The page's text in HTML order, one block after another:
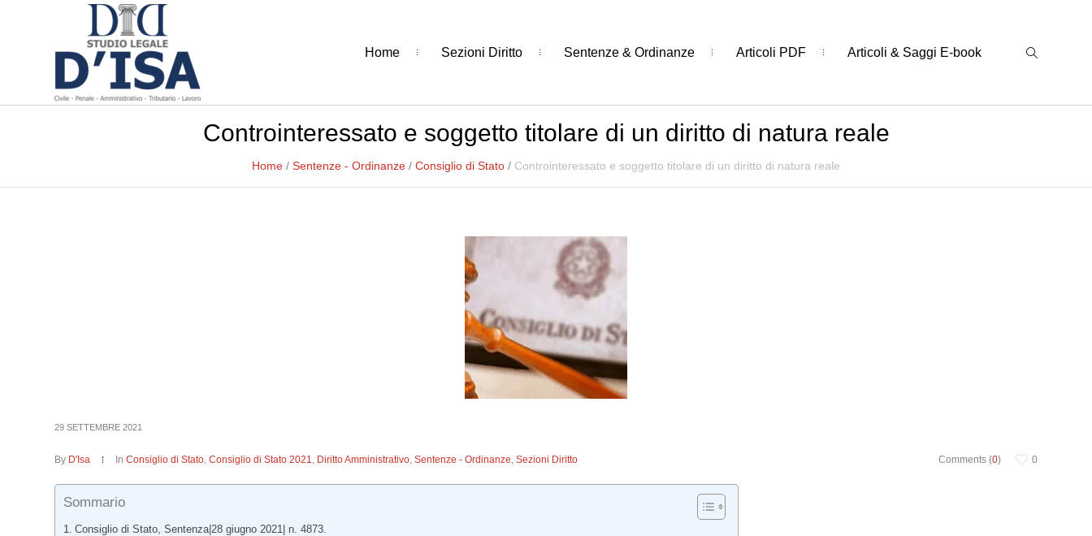
Home Sezioni Diritto Sentenze & Ordinanze Articoli PDF Articoli & Saggi E-book
Controinteressato e soggetto titolare di un diritto di natura reale
Home / Sentenze - Ordinanze / Consiglio di Stato / Controinteressato e soggetto titolare di un diritto di natura reale
29 SETTEMBRE 2021
Comments (0) 0
By D'Isa InConsiglio di Stato,Consiglio di Stato 2021, Diritto Amministrativo,Sentenze - Ordinanze,Sezioni Diritto
Sommario
Consiglio di Stato, Sentenza|28 giugno 2021| n. 4873.